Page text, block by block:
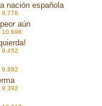
nación española
aún